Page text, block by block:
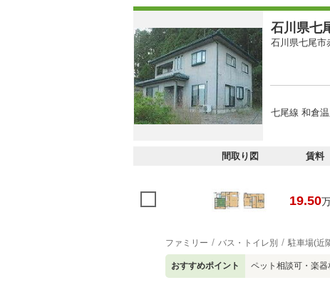
石川県七
石川県七尾市
七尾線 和倉
間取り図 賃料
19.50
ファミリー バス・トイレ別 駐車場(近
おすすめポイント ペット相談可・楽